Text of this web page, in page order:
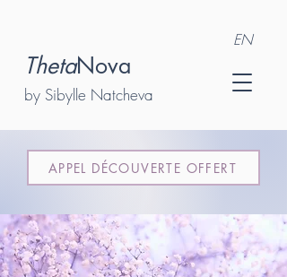
EN
ThetaNova
by Sibylle Natcheva
APPEL DÉCOUVERTE OFFERT